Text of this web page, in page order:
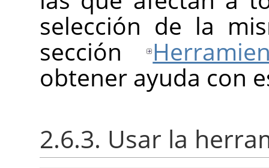
selección de la
sección
obtener ayuda con
2.6.3. Usar la